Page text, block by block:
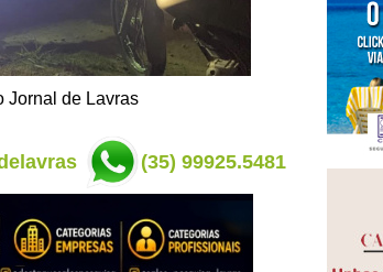
Jornal de Lavras
(35) 99925.5481